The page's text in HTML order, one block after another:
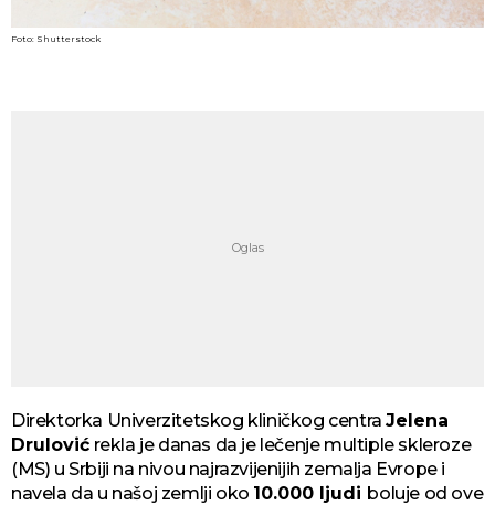
Foto: Shutterstock
Direktorka Univerzitetskog kliničkog centraJelena
Drulović rekla je danas da je lečenje multiple skleroze
(MS) u Srbiji na nivou najrazvijenijih zemalja Evrope i
navela da u našoj zemlji oko 10.000 ljudi boluje od ove